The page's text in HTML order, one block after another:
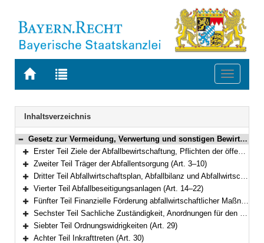
Zur
BAYERN.RECHT
Zur
letzten
Suche
Toggle
Navigation
Inhaltsverzeichnis
Bereich reduzieren
Gesetz zur Vermeidung, Verwertung und sonstigen Bewirtschaftung von Abfällen in Bayern (Bayerisches Abfallwirtschaftsgesetz – BayAbfG) in der Fassung der Bekanntmachung vom 9. August 1996 (GVBl. S. 396, 449) BayRS 2129-2-1-U (Art. 1–30)
Bereich erweitern
Erster Teil Ziele der Abfallbewirtschaftung, Pflichten der öffentlichen Hand (Art. 1–2)
Bereich erweitern
Zweiter Teil Träger der Abfallentsorgung (Art. 3–10)
Bereich erweitern
Dritter Teil Abfallwirtschaftsplan, Abfallbilanz und Abfallwirtschaftskonzept (Art. 11–13)
Bereich erweitern
Vierter Teil Abfallbeseitigungsanlagen (Art. 14–22)
Bereich erweitern
Fünfter Teil Finanzielle Förderung abfallwirtschaftlicher Maßnahmen (Art. 23–24)
Bereich erweitern
Sechster Teil Sachliche Zuständigkeit, Anordnungen für den Einzelfall, Aufsicht (Art. 25–28)
Bereich erweitern
Siebter Teil Ordnungswidrigkeiten (Art. 29)
Achter Teil Inkrafttreten (Art. 30)